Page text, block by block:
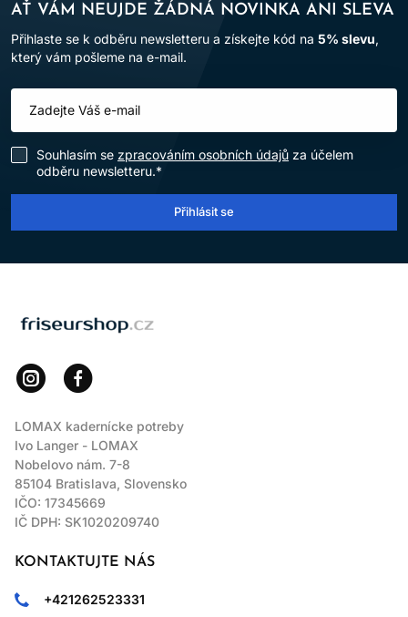
AŤ VÁM NEUJDE ŽÁDNÁ NOVINKA ANI SLEVA
Přihlaste se k odběru newsletteru a získejte kód na 5% slevu,
který vám pošleme na e-mail.
Souhlasím se zpracováním osobních údajů za účelem
odběru newsletteru.*
Přihlásit se
LOMAX kadernícke potreby
Ivo Langer - LOMAX
Nobelovo nám. 7-8
85104 Bratislava, Slovensko
IČO: 17345669
IČ DPH: SK1020209740
KONTAKTUJTE NÁS
+421262523331